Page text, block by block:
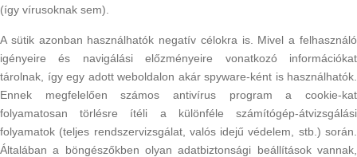
(így vírusoknak sem).
A sütik azonban használhatók negatív célokra is. Mivel a felhasználó
igényeire és navigálási előzményeire vonatkozó információkat
tárolnak, így egy adott weboldalon akár spyware-ként is használhatók.
Ennek megfelelően számos antivírus program a cookie-kat
folyamatosan törlésre ítéli a különféle számítógép-átvizsgálási
folyamatok (teljes rendszervizsgálat, valós idejű védelem, stb.) során.
Általában a böngészőkben olyan adatbiztonsági beállítások vannak,